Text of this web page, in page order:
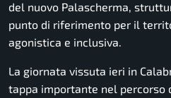
del nuovo Palascherma,
punto di riferimento per il
agonistica e inclusiva.
La giornata vissuta ieri in
tappa importante nel percorso